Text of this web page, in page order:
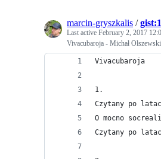
marcin-gryszkalis /
Last active February 2, 2017
Vivacubaroja - Michał
Vivacubaroja
1.
Czytany po
O mocno
Czytany po